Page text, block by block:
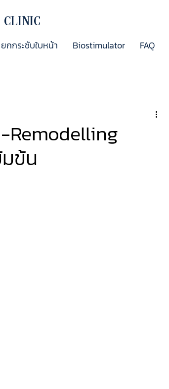
Clinic
ยกกระชับใบหน้า Biostimulator FAQ
ข้น